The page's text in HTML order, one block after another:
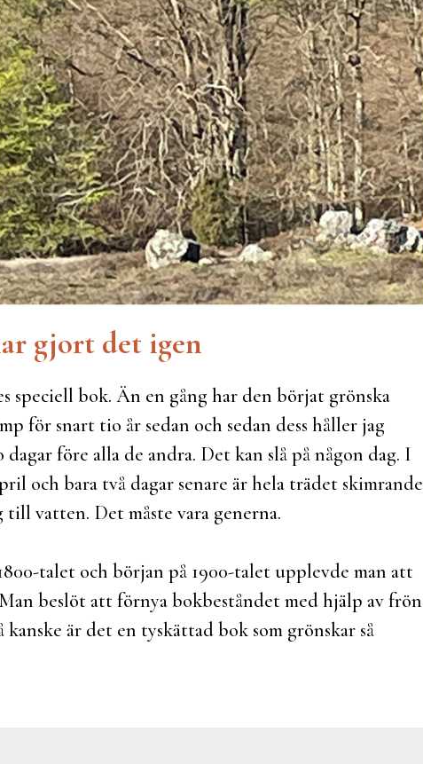
gjort det igen
speciell bok. Än en gång har den börjat grönska
för snart tio år sedan och sedan dess håller jag
före alla de andra. Det kan slå på någon dag. I
och bara två dagar senare är hela trädet skimrande
vatten. Det måste vara generna.
talet och början på 1900-talet upplevde man att
beslöt att förnya bokbeståndet med hjälp av frön
är det en tyskättad bok som grönskar så